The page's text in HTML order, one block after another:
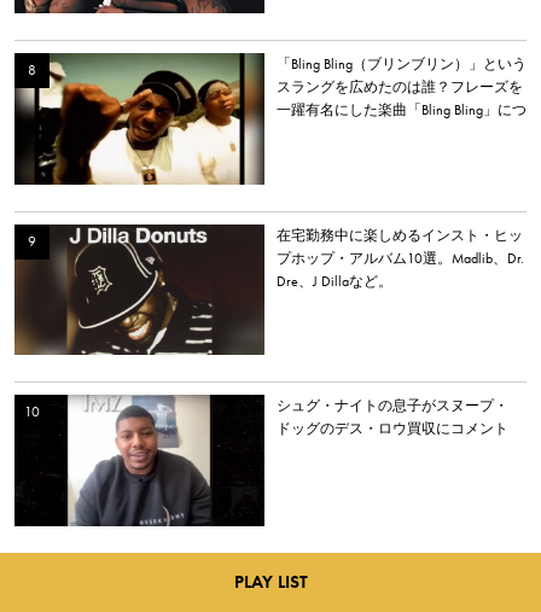
「Bling Bling（ブリンブリン）」という
スラングを広めたのは誰？フレーズを
一躍有名にした楽曲「Bling Bling」につ
在宅勤務中に楽しめるインスト・ヒッ
プホップ・アルバム10選。Madlib、Dr.
Dre、J Dillaなど。
シュグ・ナイトの息子がスヌープ・
ドッグのデス・ロウ買収にコメント
PLAY LIST